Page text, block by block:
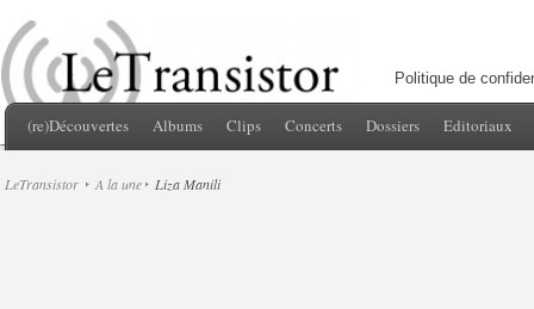
Politique de
(re)Découvertes Albums Clips Concerts Dossiers Editoriaux
LeTransistor A la une Liza Manili